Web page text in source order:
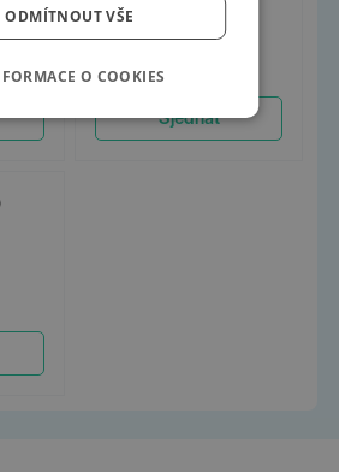
48 měsíců
Sjednat
ODMÍTNOUT VŠE
O COOKIES